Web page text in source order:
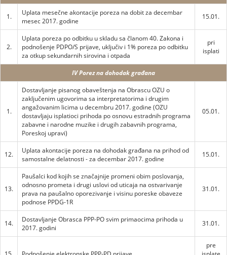
1.
Uplata mesečne akontacije poreza na dobit za decembar
mesec 2017. godine
15.01.
2.
Uplata poreza po odbitku u skladu sa članom 40. Zakona i
podnošenje PDPO/S prijave, uključiv i 1% poreza po odbitku
za otkup sekundarnih sirovina i otpada
pri
isplati
IV Porez na dohodak građana
1.
Dostavljanje pisanog obaveštenja na Obrascu OZU o
zaključenim ugovorima sa interpretatorima i drugim
angažovanim licima u decembru 2017. godine (OZU
dostavljaju isplatioci prihoda po osnovu estradnih programa
zabavne i narodne muzike i drugih zabavnih programa,
Poreskoj upravi)
05.01.
12.
Uplata akontacije poreza na dohodak građana na prihod od
samostalne delatnosti - za decembar 2017. godine
15.01.
13.
Paušalci kod kojih se značajnije promeni obim poslovanja,
odnosno prometa i drugi uslovi od uticaja na ostvarivanje
prava na paušalno oporezivanje i visinu poreske obaveze
podnose PPDG-1R
31.01.
14.
Dostavljanje Obrasca PPP-PO svim primaocima prihoda u
2017. godini
31.01.
pre